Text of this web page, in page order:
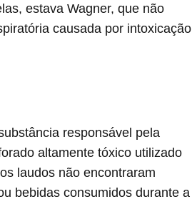
estava Wagner, que não
causada por intoxicação
responsável pela
altamente tóxico utilizado
laudos não encontraram
bebidas consumidos durante a